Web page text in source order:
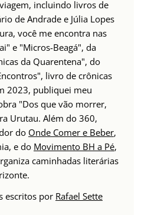
incluindo livros de
de Andrade e Júlia Lopes
você me encontra nas
e "Micros-Beagá", da
da Quarentena", do
livro de crônicas
2023, publiquei meu
"Dos que vão morrer,
Urutau. Além do 360,
do Onde Comer e Beber,
e do Movimento BH a Pé,
caminhadas literárias
escritos por Rafael Sette